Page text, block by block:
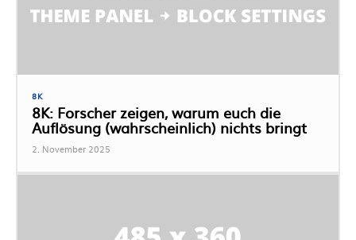
8K
8K: Forscher zeigen, warum euch die
Auflösung (wahrscheinlich) nichts bringt
2. November 2025